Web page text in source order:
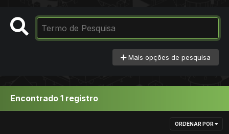
Mais opções de pesquisa
Encontrado 1 registro
ORDENAR POR